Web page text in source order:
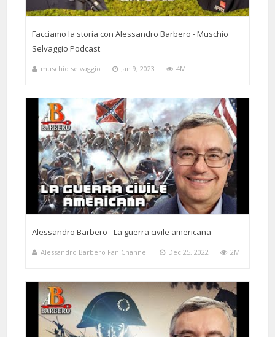
Facciamo la storia con Alessandro Barbero - Muschio
Selvaggio Podcast
muschio selvaggio Jan 9, 2023 4M
Alessandro Barbero - La guerra civile americana
Alessandro Barbero Fan Channel Dec 25, 2022 2M